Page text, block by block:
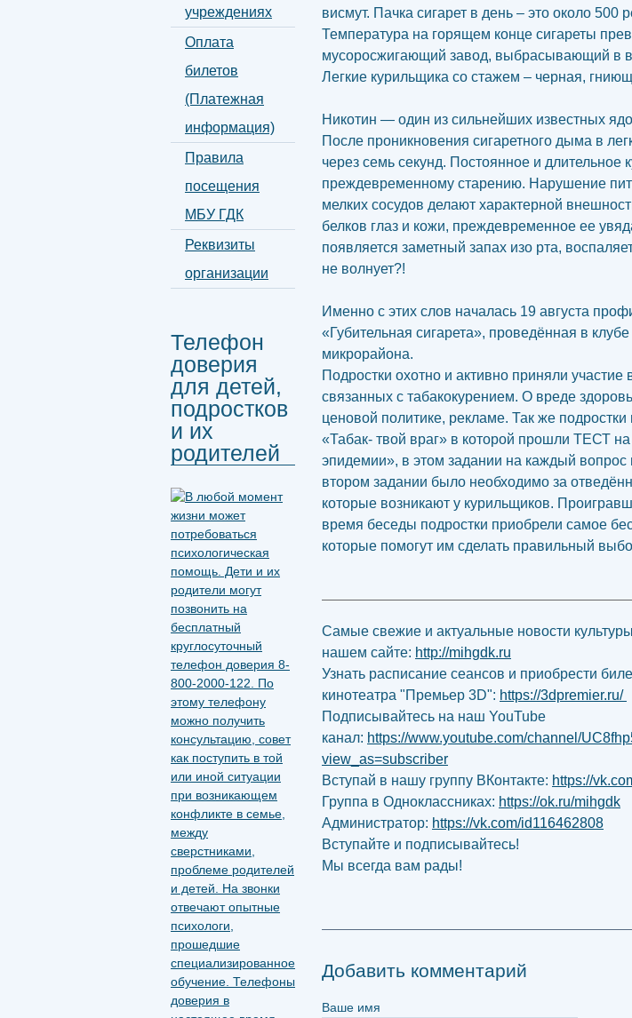
учреждениях
Оплата
билетов
(Платежная
информация)
Правила
посещения
МБУ ГДК
Реквизиты
организации
Телефон
доверия
для детей,
подростков
и их
родителей
висмут. Пачка сигарет в день – это около 500
Температура на горящем конце сигареты
мусоросжигающий завод, выбрасывающий в
Легкие курильщика со стажем – черная,
Никотин — один из сильнейших известных
После проникновения сигаретного дыма в
через семь секунд. Постоянное и длительное
преждевременному старению. Нарушение
мелких сосудов делают характерной
белков глаз и кожи, преждевременное ее
появляется заметный запах изо рта,
не волнует?!
Именно с этих слов началась 19 августа
«Губительная сигарета», проведённая в
микрорайона.
Подростки охотно и активно приняли
связанных с табакокурением. О вреде
ценовой политике, рекламе. Так же
«Табак- твой враг» в которой прошли ТЕСТ
эпидемии», в этом задании на каждый
втором задании было необходимо за
которые возникают у курильщиков.
время беседы подростки приобрели самое
которые помогут им сделать правильный
Самые свежие и актуальные новости
нашем сайте: http://mihgdk.ru
Узнать расписание сеансов и приобрести
кинотеатра "Премьер 3D": https://3dpremier.ru/
Подписывайтесь на наш YouTube
канал: https://www.youtube.com/channel/
view_as=subscriber
Вступай в нашу группу ВКонтакте: https://
Группа в Одноклассниках: https://ok.ru/mihgdk
Администратор: https://vk.com/id116462808
Вступайте и подписывайтесь!
Мы всегда вам рады!
Добавить комментарий
Ваше имя